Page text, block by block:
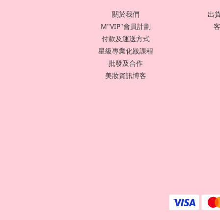
關於我們
M"VIP"會員計劃
付款及運送方式
星級專業化妝課程
批發及合作
美妝資訊博客
出